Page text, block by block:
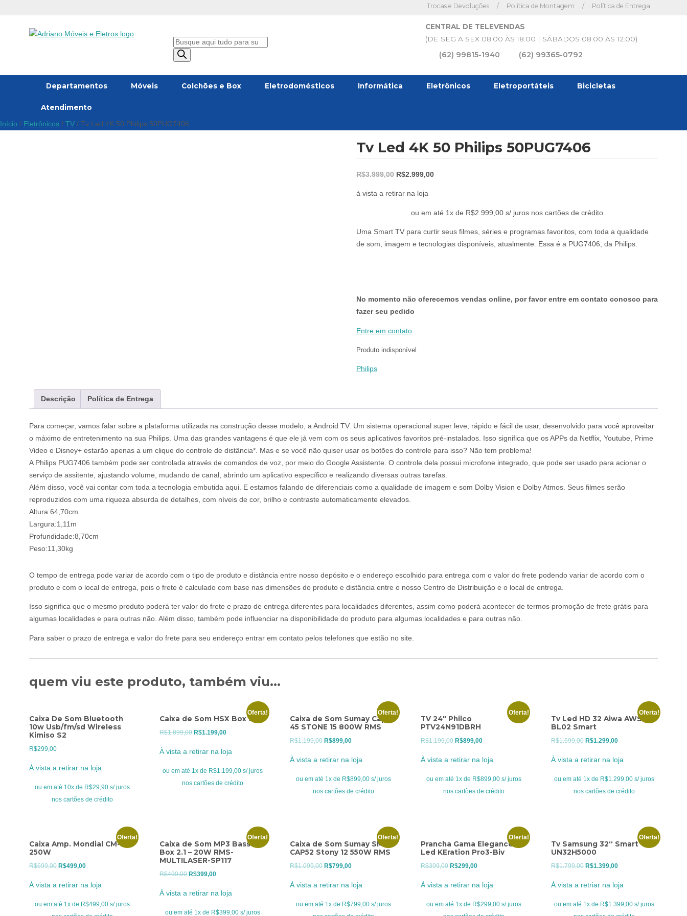
Política de Entrega
/
Política de Montagem
/
Trocas e Devoluções
CENTRAL DE TELEVENDAS
(DE SEG A SEX 08:00 ÀS 18:00 | SÁBADOS 08:00 ÀS 12:00)
(62) 99815-1940 (62) 99365-0792
Pesquisar
produtos
Departamentos Móveis Colchões e Box Eletrodomésticos Informática Eletrônicos Eletroportáteis Bicicletas
Atendimento
Início / Eletrônicos / TV / Tv Led 4K 50 Philips 50PUG7406
Tv Led 4K 50 Philips 50PUG7406
R$3.999,00 O
original
R$2.999,00O
é:
à vista a retirar na loja
ou em até 1x de R$2.999,00 s/ juros nos cartões de crédito
Uma Smart TV para curtir seus filmes, séries e programas favoritos, com toda a qualidade
de som, imagem e tecnologias disponíveis, atualmente. Essa é a PUG7406, da Philips.
No momento não oferecemos vendas online, por favor entre em contato conosco para
fazer seu pedido
Entre em contato
Produto indisponível
Philips
Descrição Política de Entrega
Para começar, vamos falar sobre a plataforma utilizada na construção desse modelo, a Android TV. Um sistema operacional super leve, rápido e fácil de usar, desenvolvido para você aproveitar
o máximo de entretenimento na sua Philips. Uma das grandes vantagens é que ele já vem com os seus aplicativos favoritos pré-instalados. Isso significa que os APPs da Netflix, Youtube, Prime
Video e Disney+ estarão apenas a um clique do controle de distância*. Mas e se você não quiser usar os botões do controle para isso? Não tem problema!
A Philips PUG7406 também pode ser controlada através de comandos de voz, por meio do Google Assistente. O controle dela possui microfone integrado, que pode ser usado para acionar o
serviço de assitente, ajustando volume, mudando de canal, abrindo um aplicativo específico e realizando diversas outras tarefas.
Além disso, você vai contar com toda a tecnologia embutida aqui. E estamos falando de diferenciais como a qualidade de imagem e som Dolby Vision e Dolby Atmos. Seus filmes serão
reproduzidos com uma riqueza absurda de detalhes, com níveis de cor, brilho e contraste automaticamente elevados.
Altura:64,70cm
Largura:1,11m
Profundidade:8,70cm
Peso:11,30kg
O tempo de entrega pode variar de acordo com o tipo de produto e distância entre nosso depósito e o endereço escolhido para entrega com o valor do frete podendo variar de acordo com o
produto e com o local de entrega, pois o frete é calculado com base nas dimensões do produto e distância entre o nosso Centro de Distribuição e o local de entrega.
Isso significa que o mesmo produto poderá ter valor do frete e prazo de entrega diferentes para localidades diferentes, assim como poderá acontecer de termos promoção de frete grátis para
algumas localidades e para outras não. Além disso, também pode influenciar na disponibilidade do produto para algumas localidades e para outras não.
Para saber o prazo de entrega e valor do frete para seu endereço entrar em contato pelos telefones que estão no site.
quem viu este produto, também viu...
Caixa De Som Bluetooth
10w Usb/fm/sd Wireless
Kimiso S2
R$299,00
À vista a retirar na loja
ou em até 10x de R$29,90 s/ juros
nos cartões de crédito
Oferta!
Caixa de Som HSX Box 900
R$1.899,00 O
era:
R$1.899,00.
R$1.199,00O
atual
é:
R$1.199,00.
À vista a retirar na loja
ou em até 1x de R$1.199,00 s/ juros
nos cartões de crédito
Oferta!
Caixa de Som Sumay Cap
45 STONE 15 800W RMS
R$1.199,00O
era:
R$1.199,00.
R$899,00O
atual
é:
R$899,00.
À vista a retirar na loja
ou em até 1x de R$899,00 s/ juros
nos cartões de crédito
Oferta!
TV 24″ Philco
PTV24N91DBRH
R$1.199,00 O
era:
R$1.199,00.
R$899,00O
atual
é:
R$899,00.
À vista a retirar na loja
ou em até 1x de R$899,00 s/ juros
nos cartões de crédito
Oferta!
Tv Led HD 32 Aiwa AWS-32-
BL02 Smart
R$1.699,00 O
era:
R$1.699,00.
R$1.299,00O
atual
é:
R$1.299,00.
À vista a retirar na loja
ou em até 1x de R$1.299,00 s/ juros
nos cartões de crédito
Oferta!
Caixa Amp. Mondial CM-250
250W
R$699,00 O
era:
R$699,00.
R$499,00O
atual
é:
R$499,00.
À vista a retirar na loja
ou em até 1x de R$499,00 s/ juros
Oferta!
Caixa de Som MP3 Bass
Box 2.1 – 20W RMS-
MULTILASER-SP117
R$499,00 O
era:
R$399,00O
atual
é:
À vista a retirar na loja
ou em até 1x de R$399,00 s/ juros
Oferta!
Caixa de Som Sumay SM-
CAP52 Stony 12 550W RMS
R$1.099,00O
era:
R$1.099,00.
R$799,00O
atual
é:
R$799,00.
À vista a retirar na loja
ou em até 1x de R$799,00 s/ juros
Oferta!
Prancha Gama Elegance
Led KEration Pro3-Biv
R$399,00 O
era:
R$399,00.
R$299,00O
atual
é:
R$299,00.
À vista a retirar na loja
ou em até 1x de R$299,00 s/ juros
Oferta!
Tv Samsung 32“ Smart
UN32H5000
R$1.799,00 O
era:
R$1.799,00.
R$1.399,00O
atual
é:
R$1.399,00.
À vista a retriar na loja
ou em até 1x de R$1.399,00 s/ juros